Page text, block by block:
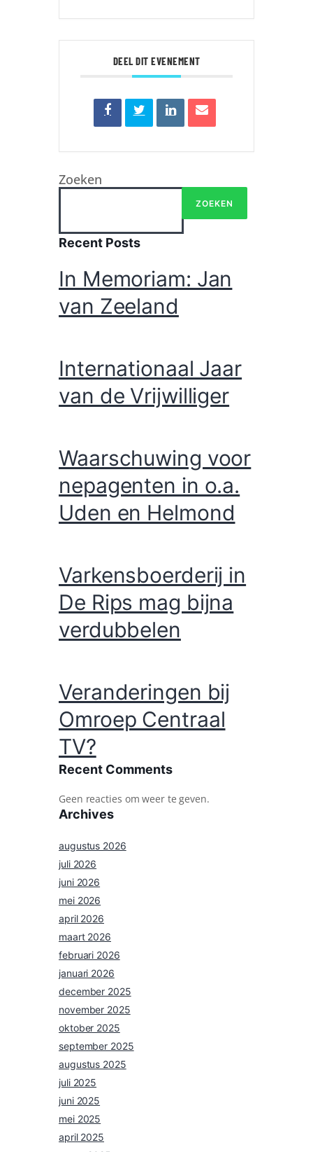
DEEL DIT EVENEMENT
Zoeken
ZOEKEN
Recent Posts
In Memoriam: Jan
van Zeeland
Internationaal Jaar
van de Vrijwilliger
Waarschuwing voor
nepagenten in o.a.
Uden en Helmond
Varkensboerderij in
De Rips mag bijna
verdubbelen
Veranderingen bij
Omroep Centraal
TV?
Recent Comments
Geen reacties om weer te geven.
Archives
augustus 2026
juli 2026
juni 2026
mei 2026
april 2026
maart 2026
februari 2026
januari 2026
december 2025
november 2025
oktober 2025
september 2025
augustus 2025
juli 2025
juni 2025
mei 2025
april 2025